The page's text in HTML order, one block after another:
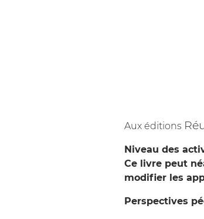
Aux éditions
Niveau des
Ce livre peut
modifier les
Perspectives